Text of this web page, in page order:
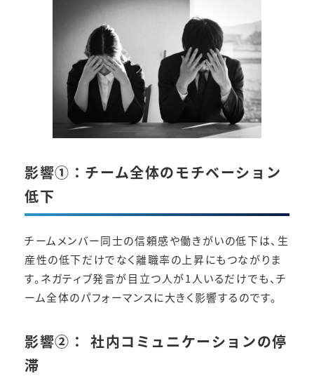
影響①：チーム全体のモチベーション
低下
チームメンバー同士の信頼感や働きがいの低下は、生
産性の低下だけでなく離職率の上昇にもつながりま
す。ネガティブ発言が目立つ人が1人いるだけでも、チ
ーム全体のパフォーマンスに大きく影響するのです。
影響②： 社内コミュニケーションの停
滞